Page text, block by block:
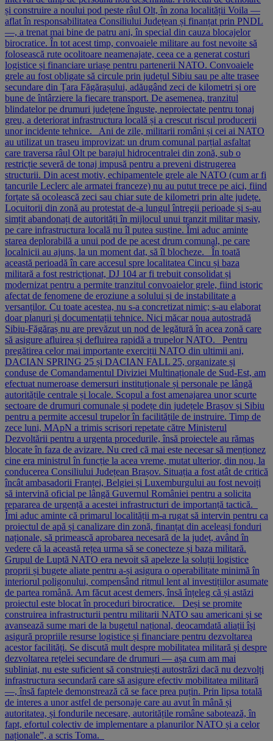
și construire a noului pod peste râul Olt, în zona localității Voila —
aflat în responsabilitatea Consiliului Județean și finanțat prin PNDL
—, a trenat mai bine de patru ani, în special din cauza blocajelor
birocratice. În tot acest timp, convoaiele militare au fost nevoite să
folosească rute ocolitoare neamenajate, ceea ce a generat costuri
logistice și financiare uriașe pentru partenerii NATO. Convoaiele
grele au fost obligate să circule prin județul Sibiu sau pe alte trasee
secundare din Țara Făgărașului, adăugând zeci de kilometri și ore
bune de întârziere la fiecare transport. De asemenea, tranzitul
blindatelor pe drumuri județene înguste, neproiectate pentru tonaj
greu, a deteriorat infrastructura locală și a crescut riscul producerii
unor incidente tehnice. Ani de zile, militarii români și cei ai NATO
au utilizat un traseu improvizat: un drum comunal parțial asfaltat
care traversa râul Olt pe barajul hidrocentralei din zonă, sub o
restricție severă de tonaj impusă pentru a preveni distrugerea
structurii. Din acest motiv, echipamentele grele ale NATO (cum ar fi
tancurile Leclerc ale armatei franceze) nu au putut trece pe aici, fiind
forțate să ocolească zeci sau chiar sute de kilometri prin alte județe.
Locuitorii din zonă au protestat de-a lungul întregii perioade și s-au
simțit abandonați de autorități în mijlocul unui tranzit militar masiv,
pe care infrastructura locală nu îl putea susține. Îmi aduc aminte
starea deplorabilă a unui pod de pe acest drum comunal, pe care
localnicii au ajuns, la un moment dat, să îl blocheze. În toată
această perioadă în care accesul spre localitatea Cincu și baza
militară a fost restricționat, DJ 104 ar fi trebuit consolidat și
modernizat pentru a permite tranzitul convoaielor grele, fiind istoric
afectat de fenomene de eroziune a solului și de instabilitate a
versanților. Cu toate acestea, nu s-a concretizat nimic; s-au elaborat
doar planuri și documentații tehnice. Nici măcar noua autostradă
Sibiu-Făgăraș nu are prevăzut un nod de legătură în acea zonă care
să asigure afluirea și defluirea rapidă a trupelor NATO. Pentru
pregătirea celor mai importante exerciții NATO din ultimii ani,
DACIAN SPRING 25 și DACIAN FALL 25, organizate și
conduse de Comandamentul Diviziei Multinaționale de Sud-Est, am
efectuat numeroase demersuri instituționale și personale pe lângă
autoritățile centrale și locale. Scopul a fost amenajarea unor scurte
sectoare de drumuri comunale și podețe din județele Brașov și Sibiu
pentru a permite accesul trupelor în facilitățile de instruire. Timp de
zece luni, MApN a trimis scrisori repetate către Ministerul
Dezvoltării pentru a urgenta procedurile, însă proiectele au rămas
blocate în faza de avizare. Nu cred că mai este necesar să menționez
cine era ministrul în funcție la acea vreme, mutat ulterior, din nou, la
conducerea Consiliului Județean Brașov. Situația a fost atât de critică
încât ambasadorii Franței, Belgiei și Luxemburgului au fost nevoiți
să intervină oficial pe lângă Guvernul României pentru a solicita
repararea de urgență a acestei infrastructuri de importanță tactică.
Îmi aduc aminte că primarul localității m-a rugat să intervin pentru ca
proiectul de apă și canalizare din zonă, finanțat din aceleași fonduri
naționale, să primească aprobarea necesară de la județ, având în
vedere că la această rețea urma să se conecteze și baza militară.
Grupul de Luptă NATO era nevoit să apeleze la soluții logistice
proprii și bugete aliate pentru a-și asigura o operabilitate minimă în
interiorul poligonului, compensând ritmul lent al investițiilor asumate
de partea română. Am făcut acest demers, însă înțeleg că și astăzi
proiectul este blocat în proceduri birocratice. Deși se promite
construirea infrastructurii pentru militarii NATO sau americani și se
avansează sume mari de la bugetul național, deocamdată aliații își
asigură propriile resurse logistice și financiare pentru dezvoltarea
acestor facilități. Se discută mult despre mobilitatea militară și despre
dezvoltarea rețelei secundare de drumuri — așa cum am mai
subliniat, nu este suficient să construiești autostrăzi dacă nu dezvolți
infrastructura secundară care să asigure efectiv mobilitatea militară
—, însă faptele demonstrează că se face prea puțin. Prin lipsa totală
de interes a unor astfel de personaje care au avut în mână și
autoritatea, și fondurile necesare, autoritățile române sabotează, în
fapt, efortul colectiv de implementare a planurilor NATO și a celor
naționale”, a scris Toma.